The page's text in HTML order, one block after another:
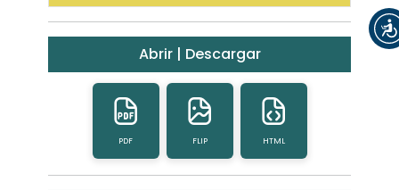
Abrir | Descargar
PDF FLIP HTML